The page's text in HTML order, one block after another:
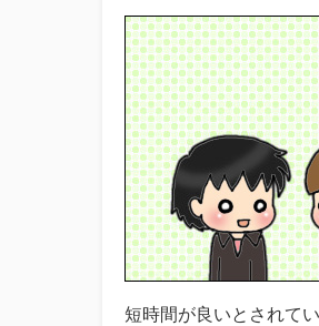
短時間が良いとされて